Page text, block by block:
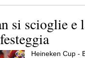
si scioglie e
Heineken Cup -